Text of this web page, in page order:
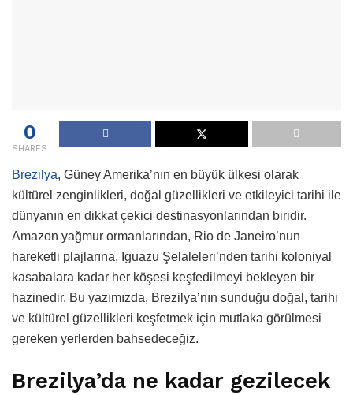
0
SHARES
Brezilya, Güney Amerika’nın en büyük ülkesi olarak
kültürel zenginlikleri, doğal güzellikleri ve etkileyici tarihi ile
dünyanın en dikkat çekici destinasyonlarından biridir.
Amazon yağmur ormanlarından, Rio de Janeiro’nun
hareketli plajlarına, Iguazu Şelaleleri’nden tarihi koloniyal
kasabalara kadar her köşesi keşfedilmeyi bekleyen bir
hazinedir. Bu yazımızda, Brezilya’nın sunduğu doğal, tarihi
ve kültürel güzellikleri keşfetmek için mutlaka görülmesi
gereken yerlerden bahsedeceğiz.
Brezilya’da ne kadar gezilecek